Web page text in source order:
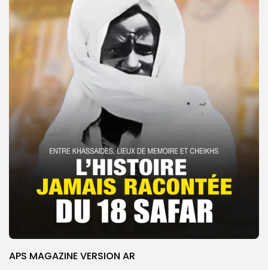
APS MAGAZINE VERSION AR